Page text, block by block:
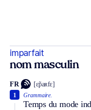
imparfait
nom masculin
FR [ɛ̃paʀfɛ]
Grammaire.
Temps du mode
1